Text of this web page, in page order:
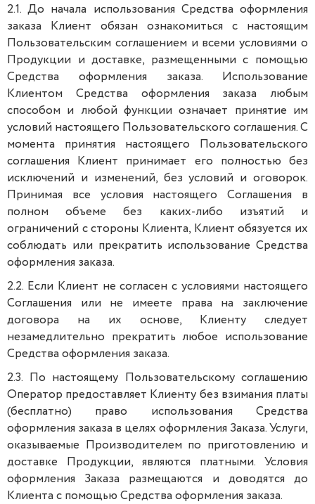
2.1. До начала использования Средства оформления
заказа Клиент обязан ознакомиться с настоящим
Пользовательским соглашением и всеми условиями о
Продукции и доставке, размещенными с помощью
Средства оформления заказа. Использование
Клиентом Средства оформления заказа любым
способом и любой функции означает принятие им
условий настоящего Пользовательского соглашения. С
момента принятия настоящего Пользовательского
соглашения Клиент принимает его полностью без
исключений и изменений, без условий и оговорок.
Принимая все условия настоящего Соглашения в
полном объеме без каких-либо изъятий и
ограничений с стороны Клиента, Клиент обязуется их
соблюдать или прекратить использование Средства
оформления заказа.
2.2. Если Клиент не согласен с условиями настоящего
Соглашения или не имеете права на заключение
договора на их основе, Клиенту следует
незамедлительно прекратить любое использование
Средства оформления заказа.
2.3. По настоящему Пользовательскому соглашению
Оператор предоставляет Клиенту без взимания платы
(бесплатно) право использования Средства
оформления заказа в целях оформления Заказа. Услуги,
оказываемые Производителем по приготовлению и
доставке Продукции, являются платными. Условия
оформления Заказа размещаются и доводятся до
Клиента с помощью Средства оформления заказа.